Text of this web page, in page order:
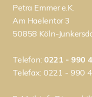
Petra Emmer e.K.
Am Haelentor 3
50858 Köln-
Telefon: 0221 - 990
Telefax: 0221 - 990